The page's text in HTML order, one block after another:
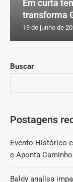
Buscar
Postagens
Evento Histórico
e Aponta
Baldy analisa
Em curta
transforma
19 de junho de